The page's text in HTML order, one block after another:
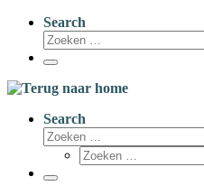
Search
Zoeken
Menu
Search
Zoeken
Zoeken
Menu